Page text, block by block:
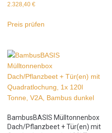
2.328,40 €
Preis prüfen
BambusBASIS Mülltonnenbox
Dach/Pflanzbeet + Tür(en) mit